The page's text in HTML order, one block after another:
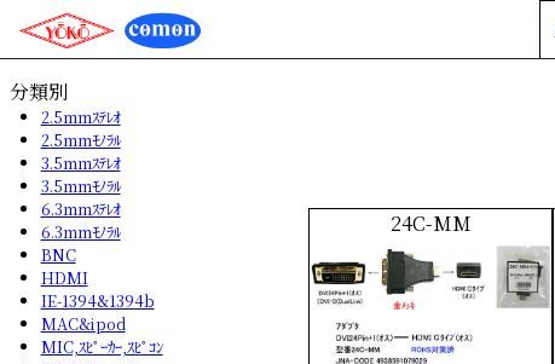
24C-MM
分類別
2.5mmｽﾃﾚｵ
2.5mmﾓﾉﾗﾙ
3.5mmｽﾃﾚｵ
3.5mmﾓﾉﾗﾙ
6.3mmｽﾃﾚｵ
6.3mmﾓﾉﾗﾙ
BNC
HDMI
IE-1394&1394b
MAC&ipod
MIC,ｽﾋﾟｰｶｰ,ｽﾋﾟｺﾝ